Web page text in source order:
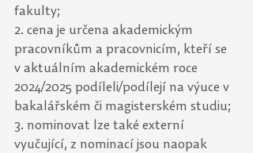
fakulty;
2. cena je určena akademickým
pracovníkům a pracovnicím, kteří se
v aktuálním akademickém roce
2024/2025 podíleli/podílejí na výuce v
bakalářském či magisterském studiu;
3. nominovat lze také externí
vyučující, z nominací jsou naopak